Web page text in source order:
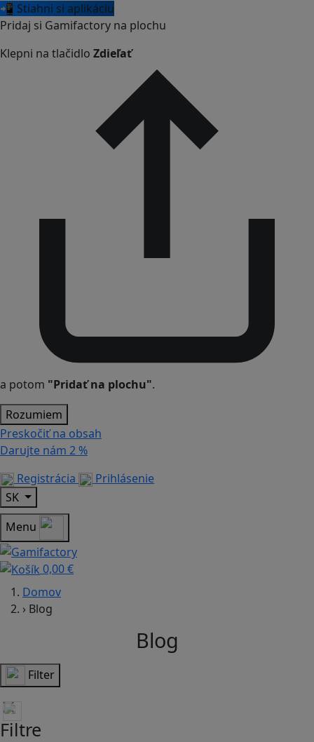
📲 Stiahni si aplikáciu
Pridaj si Gamifactory na plochu
Klepni na tlačidlo Zdieľať
a potom "Pridať na plochu".
Rozumiem
Preskočiť na obsah
Darujte nám 2 %
Registrácia
Prihlásenie
SK
Menu
0,00 €
Domov
› Blog
Blog
Filter
Filtre